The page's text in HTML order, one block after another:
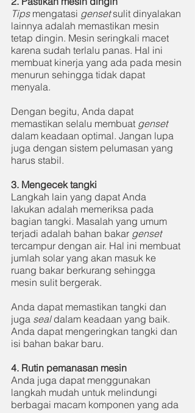
Tips mengatasi genset sulit dinyalakan
lainnya adalah memastikan mesin
tetap dingin. Mesin seringkali macet
karena sudah terlalu panas. Hal ini
membuat kinerja yang ada pada mesin
menurun sehingga tidak dapat
menyala.
Dengan begitu, Anda dapat
memastikan selalu membuat genset
dalam keadaan optimal. Jangan lupa
juga dengan sistem pelumasan yang
harus stabil.
3. Mengecek tangki
Langkah lain yang dapat Anda
lakukan adalah memeriksa pada
bagian tangki. Masalah yang umum
terjadi adalah bahan bakar genset
tercampur dengan air. Hal ini membuat
jumlah solar yang akan masuk ke
ruang bakar berkurang sehingga
mesin sulit bergerak.
Anda dapat memastikan tangki dan
juga seal dalam keadaan yang baik.
Anda dapat mengeringkan tangki dan
isi bahan bakar baru.
4. Rutin pemanasan mesin
Anda juga dapat menggunakan
langkah mudah untuk melindungi
berbagai macam komponen yang ada